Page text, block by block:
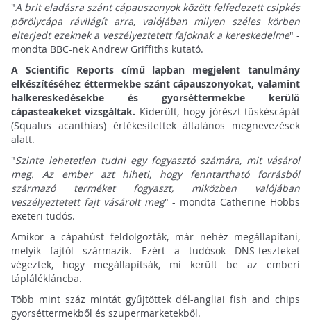
"A brit eladásra szánt cápauszonyok között felfedezett csipkés
pörölycápa rávilágít arra, valójában milyen széles körben
elterjedt ezeknek a veszélyeztetett fajoknak a kereskedelme" -
mondta BBC-nek Andrew Griffiths kutató.
A Scientific Reports című lapban megjelent tanulmány
elkészítéséhez éttermekbe szánt cápauszonyokat, valamint
halkereskedésekbe és gyorséttermekbe kerülő
cápasteakeket vizsgáltak. Kiderült, hogy jórészt tüskéscápát
(Squalus acanthias) értékesítettek általános megnevezések
alatt.
"Szinte lehetetlen tudni egy fogyasztó számára, mit vásárol
meg. Az ember azt hiheti, hogy fenntartható forrásból
származó terméket fogyaszt, miközben valójában
veszélyeztetett fajt vásárolt meg" - mondta Catherine Hobbs
exeteri tudós.
Amikor a cápahúst feldolgozták, már nehéz megállapítani,
melyik fajtól származik. Ezért a tudósok DNS-teszteket
végeztek, hogy megállapítsák, mi került be az emberi
táplálékláncba.
Több mint száz mintát gyűjtöttek dél-angliai fish and chips
gyorséttermekből és szupermarketekből.